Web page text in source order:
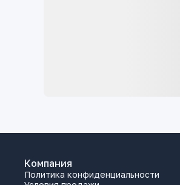
Компания
Политика конфиденциальности